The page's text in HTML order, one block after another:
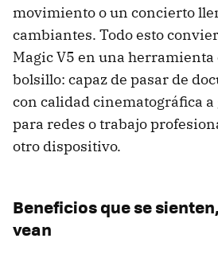
movimiento o un concierto
cambiantes. Todo esto
Magic V5 en una herramienta
bolsillo: capaz de pasar de
con calidad cinematográfica
para redes o trabajo
otro dispositivo.
Beneficios que se
vean